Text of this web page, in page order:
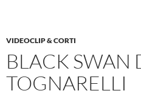
VIDEOCLIP & CORTI
BLACK SWAN
TOGNARELLI